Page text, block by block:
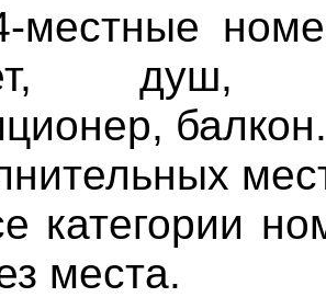
местные
душ,
балкон.
категории
места.